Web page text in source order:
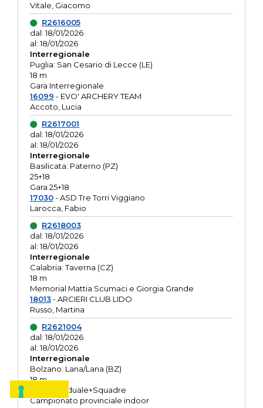
Vitale, Giacomo
R2616005
dal: 18/01/2026
al: 18/01/2026
Interregionale
Puglia: San Cesario di Lecce (LE)
18 m
Gara Interregionale
16099 - EVO' ARCHERY TEAM
Accoto, Lucia
R2617001
dal: 18/01/2026
al: 18/01/2026
Interregionale
Basilicata: Paterno (PZ)
25+18
Gara 25+18
17030- ASD Tre Torri Viggiano
Larocca, Fabio
R2618003
dal: 18/01/2026
al: 18/01/2026
Interregionale
Calabria: Taverna (CZ)
18 m
Memorial Mattia Scumaci e Giorgia Grande
18013- ARCIERI CLUB LIDO
Russo, Martina
R2621004
dal: 18/01/2026
al: 18/01/2026
Interregionale
Bolzano: Lana/Lana (BZ)
18 m
O.R. Individuale+Squadre
Campionato provinciale indoor